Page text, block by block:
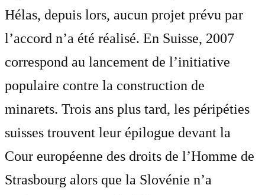
Hélas, depuis lors, aucun projet prévu par
l’accord n’a été réalisé. En Suisse, 2007
correspond au lancement de l’initiative
populaire contre la construction de
minarets. Trois ans plus tard, les péripéties
suisses trouvent leur épilogue devant la
Cour européenne des droits de l’Homme de
Strasbourg alors que la Slovénie n’a